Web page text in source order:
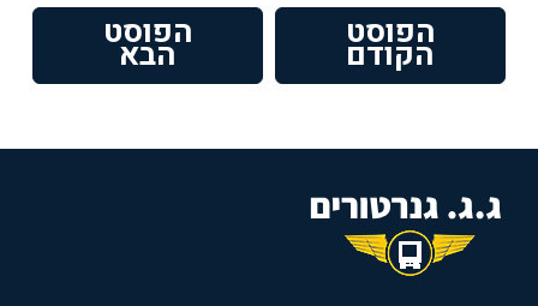
ניווט הפוסט
הקודםקודם:
הפוסט
הבאהפוסט
הבא: